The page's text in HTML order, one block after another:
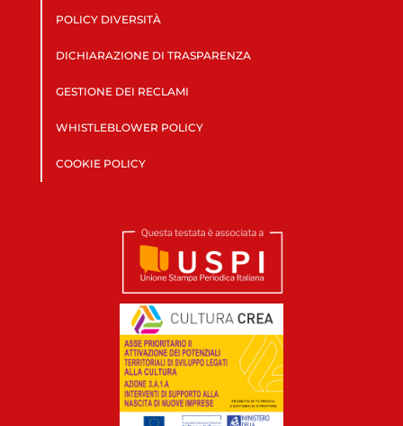
POLICY DIVERSITÀ
DICHIARAZIONE DI TRASPARENZA
GESTIONE DEI RECLAMI
WHISTLEBLOWER POLICY
COOKIE POLICY